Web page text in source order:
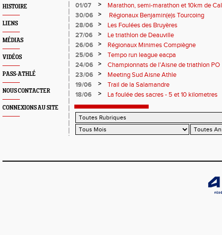
HISTOIRE
LIENS
MÉDIAS
VIDÉOS
PASS-ATHLÉ
NOUS CONTACTER
CONNEXIONS AU SITE
01/07
>
Marathon, semi-marathon et 10km de
30/06
>
Régionaux Benjamin(e)s Tourcoing
28/06
>
Les Foulées des Bruyères
27/06
>
Le triathlon de Deauville
26/06
>
Régionaux Minimes Compiègne
25/06
>
Tempo run league eacpa
24/06
>
Championnats de l'Aisne de triathlon PO
23/06
>
Meeting Sud Aisne Athle
19/06
>
Trail de la Salamandre
18/06
> La foulée des sacres - 5 et 10 kilometres